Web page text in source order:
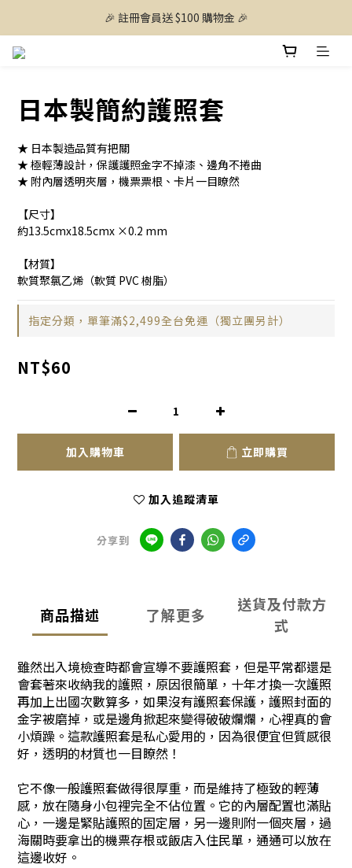
🎉 註冊會員送 $100 購物金 🎉
日本製簡約護照套
★ 日本製造品質有把關
★ 極輕薄設計，保護護照金字不掉漆、邊角不捲曲
★ 附內層透明夾層，機票票根、卡片一目瞭然
【尺寸】
約13.5cmx18.5cmx ×0.2 mm
【材質】
軟質聚氯乙烯（軟質 PVC 樹脂）
指定分類，單筆滿$2,499全台免運（獨立團另計）
NT$60
加入購物車 立即購買
加入追蹤清單
分享到
商品描述 了解更多
送貨及付款方
式
雖然出入境檢查時都會宣導不要護照套，但是平常都還是
會套著來收納我的護照，原因很簡單，十年才換一次護照
再加上出國次數算多，如果沒有護照套保護，護照封面的
金字被磨掉，或是邊角掀起來變得破破爛爛，心裡真的會
小煩躁。這款護照套是私心愛用的，因為很便宜但質感很
好，透明的材質也一目瞭然！
它不像一般護照套做得很厚重，而是維持了極致的輕薄
感，放在隨身小包裡完全不佔位置。它的內層配置也滿貼
心，一邊是緊貼護照的固定層，另一邊則附一個夾層，過
海關時要拿出的機票存根或飯店入住民單，通通可以放在
這邊收好。